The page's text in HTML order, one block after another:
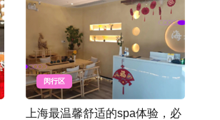
闵行区
上海最温馨舒适的spa体验，必